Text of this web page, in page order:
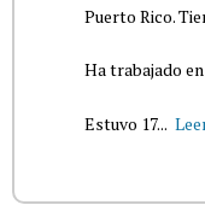
Puerto Rico.
Ha trabajado
Estuvo 17...